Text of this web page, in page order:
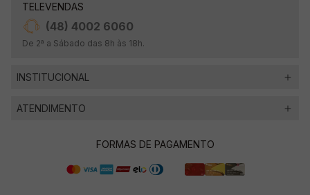
TELEVENDAS
(48) 4002 6060
De 2ª a Sábado das 8h às 18h.
INSTITUCIONAL
ATENDIMENTO
FORMAS DE PAGAMENTO